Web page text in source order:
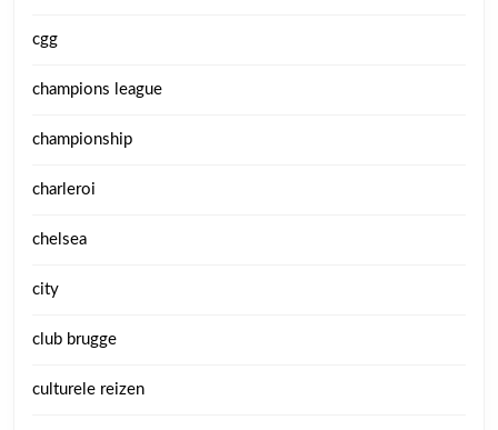
cgg
champions league
championship
charleroi
chelsea
city
club brugge
culturele reizen